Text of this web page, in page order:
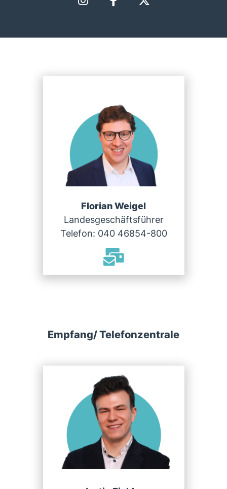
Florian Weigel
Landesgeschäftsführer
Telefon: 040 46854-800
Empfang/ Telefonzentrale